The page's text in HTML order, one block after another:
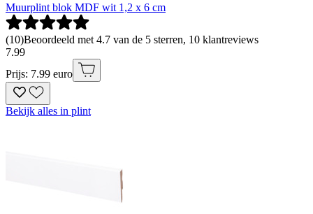
Muurplint blok MDF wit 1,2 x 6 cm
(10)Beoordeeld met 4.7 van de 5 sterren, 10 klantreviews
7.99
Prijs: 7.99 euro
Bekijk alles in plint